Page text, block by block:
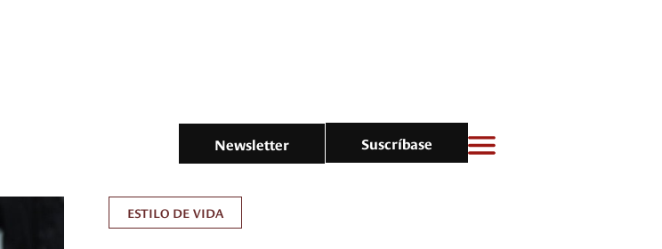
Newsletter Suscríbase
ESTILO DE VIDA